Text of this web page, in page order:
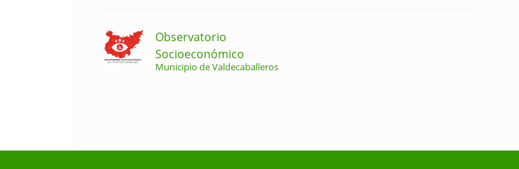
Observatorio
Socioeconómico
Municipio de Valdecaballeros